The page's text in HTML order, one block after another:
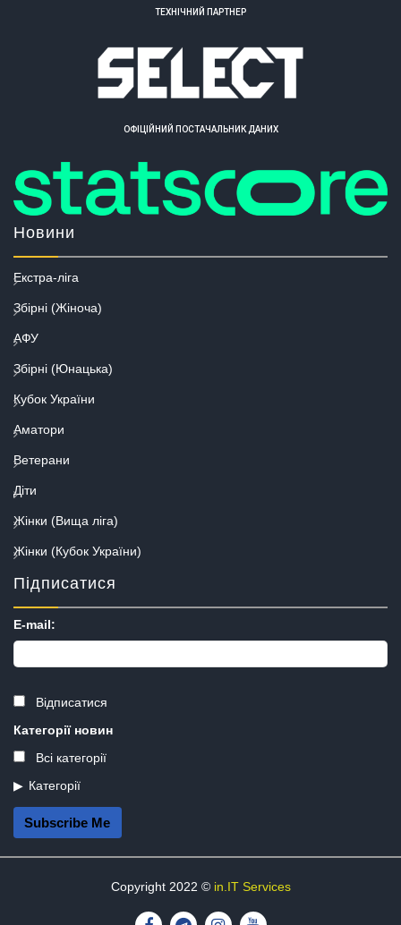
ТЕХНІЧНИЙ ПАРТНЕР
ОФІЦІЙНИЙ ПОСТАЧАЛЬНИК ДАНИХ
Новини
Екстра-ліга
Збірні (Жіноча)
АФУ
Збірні (Юнацька)
Кубок України
Аматори
Ветерани
Діти
Жінки (Вища ліга)
Жінки (Кубок України)
Підписатися
E-mail:
Відписатися
Категорії новин
Всі категорії
Категорії
Subscribe Me
Copyright 2022 © in.IT Services